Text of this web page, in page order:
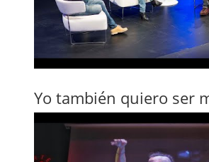
Yo también quiero ser